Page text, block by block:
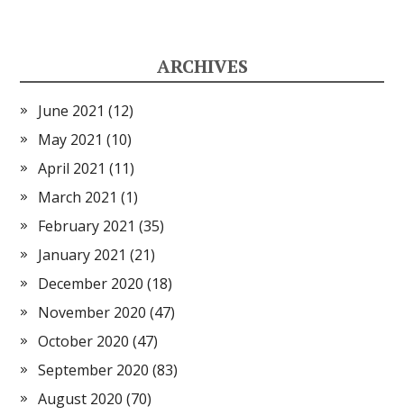
ARCHIVES
June 2021 (12)
May 2021 (10)
April 2021 (11)
March 2021 (1)
February 2021 (35)
January 2021 (21)
December 2020 (18)
November 2020 (47)
October 2020 (47)
September 2020 (83)
August 2020 (70)